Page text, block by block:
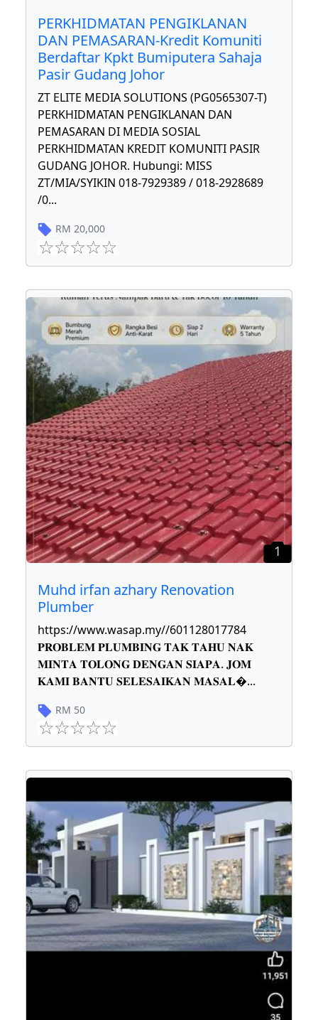
PERKHIDMATAN PENGIKLANAN
DAN PEMASARAN-Kredit Komuniti
Berdaftar Kpkt Bumiputera Sahaja
Pasir Gudang Johor
ZT ELITE MEDIA SOLUTIONS (PG0565307-T)
PERKHIDMATAN PENGIKLANAN DAN
PEMASARAN DI MEDIA SOSIAL
PERKHIDMATAN KREDIT KOMUNITI PASIR
GUDANG JOHOR. Hubungi: MISS
ZT/MIA/SYIKIN 018-7929389 / 018-2928689
/0...
RM 20,000
1
Muhd irfan azhary Renovation
Plumber
https://www.wasap.my//601128017784
𝐏𝐑𝐎𝐁𝐋𝐄𝐌 𝐏𝐋𝐔𝐌𝐁𝐈𝐍𝐆 𝐓𝐀𝐊 𝐓𝐀𝐇𝐔 𝐍𝐀𝐊
𝐌𝐈𝐍𝐓𝐀 𝐓𝐎𝐋𝐎𝐍𝐆 𝐃𝐄𝐍𝐆𝐀𝐍 𝐒𝐈𝐀𝐏𝐀. 𝐉𝐎𝐌
𝐊𝐀𝐌𝐈 𝐁𝐀𝐍𝐓𝐔 𝐒𝐄𝐋𝐄𝐒𝐀𝐈𝐊𝐀𝐍 𝐌𝐀𝐒𝐀𝐋...
RM 50